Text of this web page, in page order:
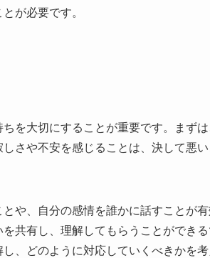
が必要です。
を大切にすることが重要です。まず
さや不安を感じることは、決して悪
や、自分の感情を誰かに話すことが
共有し、理解してもらうことができ
、どのように対応していくべきかを考